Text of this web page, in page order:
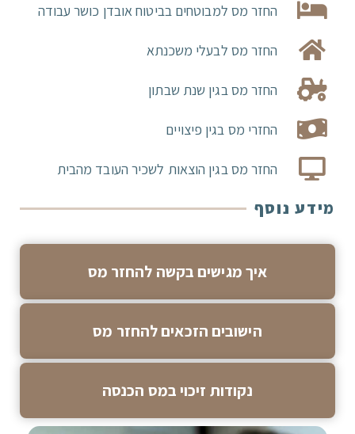
החזר מס למבוטחים בביטוח אובדן כושר עבודה
החזר מס לבעלי משכנתא
החזר מס בגין שנת שבתון
החזרי מס בגין פיצויים
החזר מס בגין הוצאות לשכיר העובד מהבית
מידע נוסף
איך מגישים בקשה להחזר מס
הישובים הזכאים להחזר מס
נקודות זיכוי במס הכנסה